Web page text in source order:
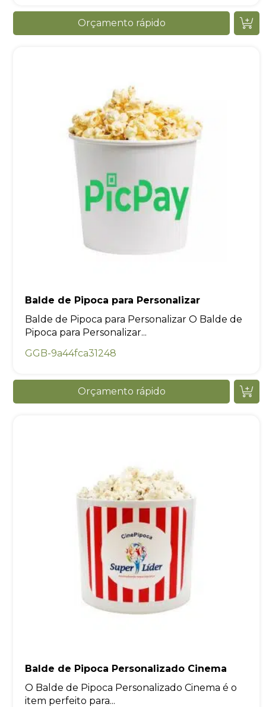
Orçamento rápido
Balde de Pipoca para Personalizar
Balde de Pipoca para Personalizar O Balde de
Pipoca para Personalizar...
GGB-9a44fca31248
Orçamento rápido
Balde de Pipoca Personalizado Cinema
O Balde de Pipoca Personalizado Cinema é o
item perfeito para...